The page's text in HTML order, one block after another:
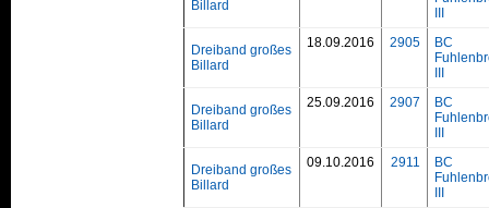
Billard
Dreiband großes
Billard
18.09.2016 2905
BC
Dreiband großes
Billard
25.09.2016 2907
BC
Dreiband großes
Billard
09.10.2016 2911
BC